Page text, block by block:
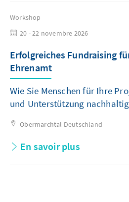
Workshop
20 - 22 novembre 2026
Erfolgreiches Fundraising
Ehrenamt
Wie Sie Menschen für Ihre
und Unterstützung
Obermarchtal Deutschland
En savoir plus